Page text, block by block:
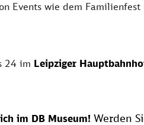
Events wie dem Familienfest
24 im Leipziger
im DB Museum! Werden